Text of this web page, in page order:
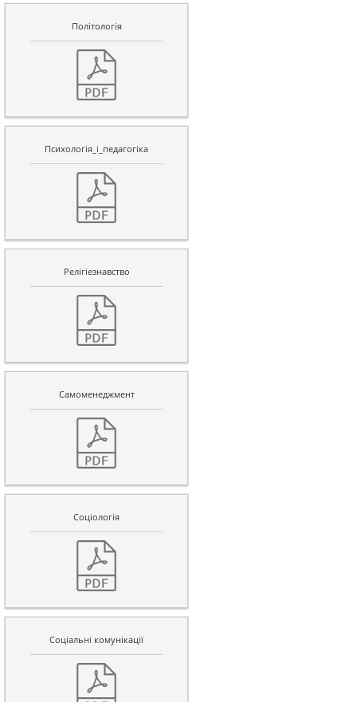
Полiтологiя
Психологiя_i_педагогiка
Релiгieзнавство
Самоменеджмент
Соцiологiя
Соціальні комунікації